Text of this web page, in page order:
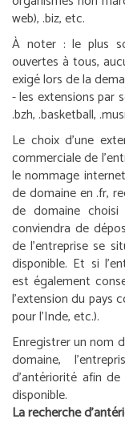
web), .biz, etc.
À noter : le plus
ouvertes à tous,
exigé lors de la
-les extensions par
.bzh, .basketball,
Le choix d’une
commerciale de
le nommage
de domaine en .fr,
de domaine choisi
conviendra de
de l’entreprise se
disponible. Et si
est également
l’extension du pays
pour l’Inde, etc.).
Enregistrer un nom
domaine,
d’antériorité afin
disponible.
La recherche